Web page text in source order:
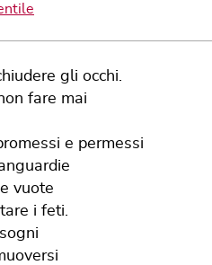
gli occhi.
fare mai
e permessi
vuote
i feti.